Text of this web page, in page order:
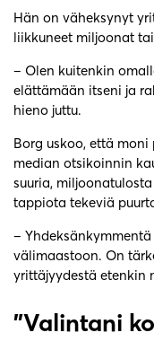
Hän on väheksynyt
liikkuneet miljoonat
– Olen kuitenkin
elättämään itseni ja
hieno juttu.
Borg uskoo, että
median otsikoinnin
suuria,
tappiota tekeviä
–
välimaastoon. On
yrittäjyydestä etenkin
”Valintani